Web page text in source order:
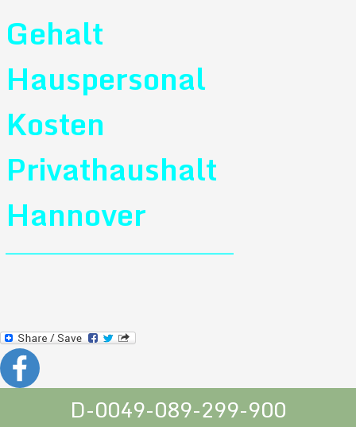
Gehalt
Hauspersonal
Kosten
Privathaushalt
Hannover
_________________________________________
D-0049-089-299-900